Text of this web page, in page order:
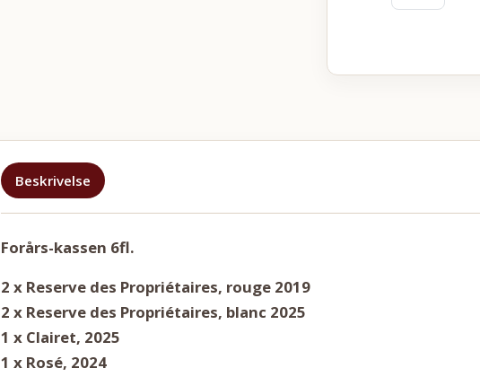
Beskrivelse
Forårs-kassen 6fl.
2 x Reserve des Propriétaires, rouge 2019
2 x Reserve des Propriétaires, blanc 2025
1 x Clairet, 2025
1 x Rosé, 2024